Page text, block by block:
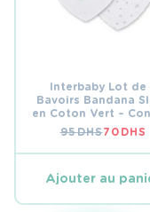
Interbaby Lot de
Bavoirs Bandana
en Coton Vert –
et Style
95DHSLE
PRIX
ÉTAIT :
70 DHS
LE
PRIX
EST :
Ajouter au